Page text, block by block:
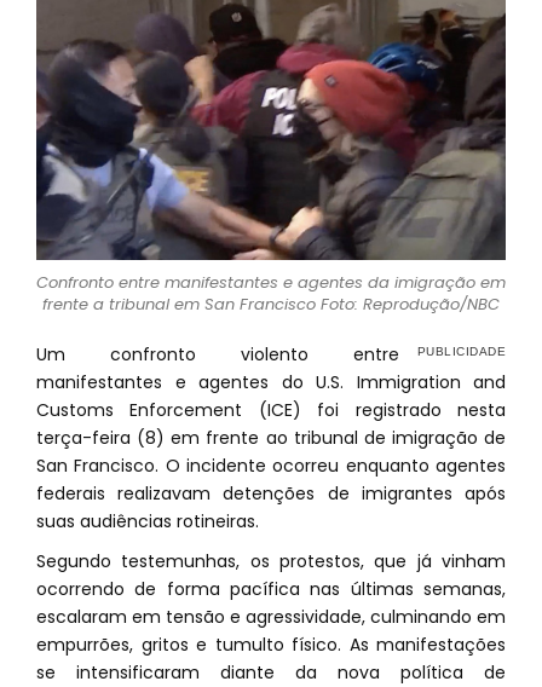
Confronto entre manifestantes e agentes da imigração em
frente a tribunal em San Francisco Foto: Reprodução/NBC
Um confronto violento entre
manifestantes e agentes do U.S. Immigration and
Customs Enforcement (ICE) foi registrado nesta
terça-feira (8) em frente ao tribunal de imigração de
San Francisco. O incidente ocorreu enquanto agentes
federais realizavam detenções de imigrantes após
suas audiências rotineiras.
Segundo testemunhas, os protestos, que já vinham
ocorrendo de forma pacífica nas últimas semanas,
escalaram em tensão e agressividade, culminando em
empurrões, gritos e tumulto físico. As manifestações
se intensificaram diante da nova política de